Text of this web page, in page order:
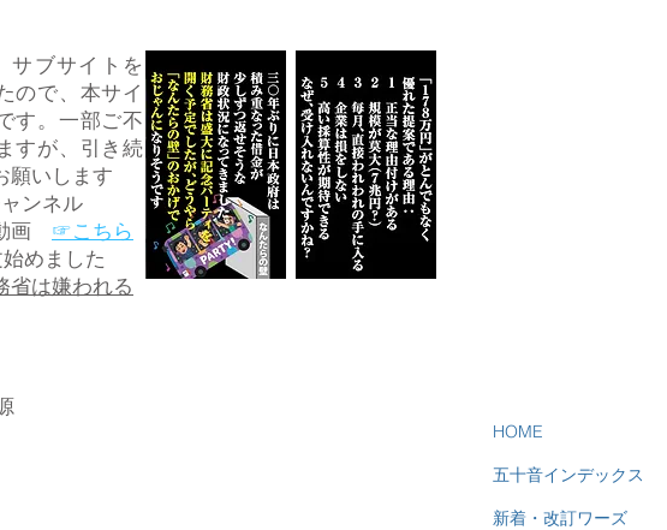
サブサイトを
ので、本サイ
す。一部ご不
すが、引き続
願いします
ンネル
画 ☞こちら
めました
省は嫌われる
HOME
五十音インデックス
新着・改訂ワーズ